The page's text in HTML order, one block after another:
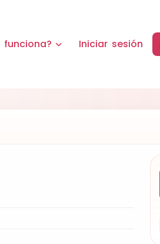
funciona? Iniciar sesión